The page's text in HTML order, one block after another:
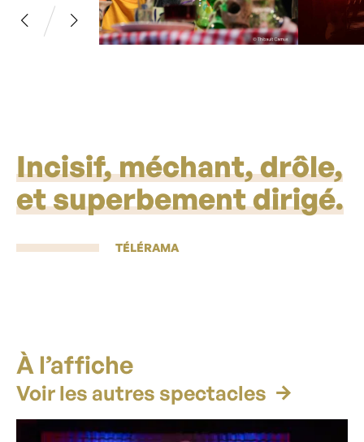
Incisif, méchant, drôle,
et superbement dirigé.
TÉLÉRAMA
À l’affiche
Voir les autres spectacles